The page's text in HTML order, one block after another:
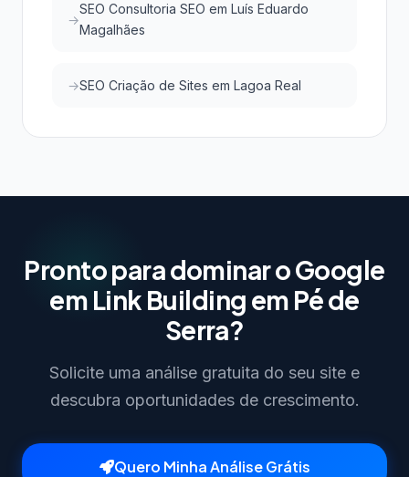
SEO Consultoria SEO em Luís Eduardo
Magalhães
SEO Criação de Sites em Lagoa Real
Pronto para dominar o Google
em Link Building em Pé de
Serra?
Solicite uma análise gratuita do seu site e
descubra oportunidades de crescimento.
Quero Minha Análise Grátis